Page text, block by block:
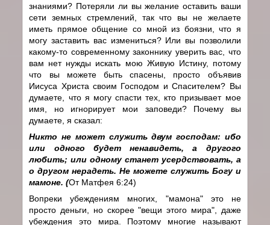
знаниями? Потеряли ли вы желание оставить ваши
сети земных стремлений, так что вы не желаете
иметь прямое общение со мной из боязни, что я
могу заставить вас измениться? Или вы позволили
какому-то современному законнику уверить вас, что
вам нет нужды искать мою Живую Истину, потому
что вы можете быть спасены, просто объявив
Иисуса Христа своим Господом и Спасителем? Вы
думаете, что я могу спасти тех, кто призывает мое
имя, но игнорирует мои заповеди? Почему вы
думаете, я сказал:
Никто не может служить двум господам: ибо
или одного будет ненавидеть, а другого
любить; или одному станет усердствовать, а
о другом нерадеть. Не можете служить Богу и
мамоне. (От Матфея 6:24)
Вопреки убеждениям многих, "мамона" это не
просто деньги, но скорее "вещи этого мира", даже
убеждения это мира. Поэтому многие называют